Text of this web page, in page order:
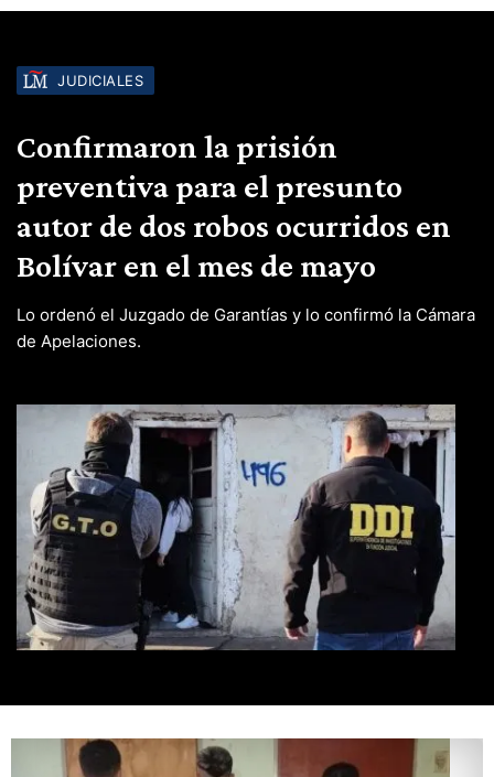
JUDICIALES
Confirmaron la prisión
preventiva para el presunto
autor de dos robos ocurridos en
Bolívar en el mes de mayo
Lo ordenó el Juzgado de Garantías y lo confirmó la Cámara
de Apelaciones.